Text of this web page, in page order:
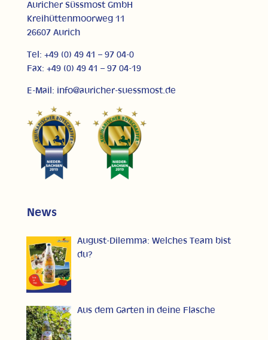
Auricher Süssmost GmbH
Kreihüttenmoorweg 11
26607 Aurich
Tel: +49 (0) 49 41 – 97 04-0
Fax: +49 (0) 49 41 – 97 04-19
E-Mail: info@auricher-suessmost.de
News
August-Dilemma: Welches Team bist
du?
Aus dem Garten in deine Flasche